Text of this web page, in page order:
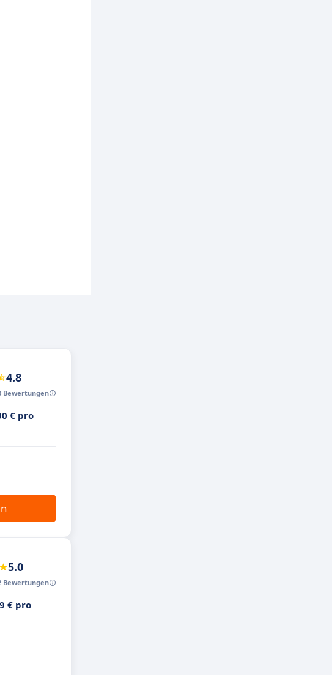
4.8
Bewertungen
€ pro
5.0
Bewertungen
€ pro